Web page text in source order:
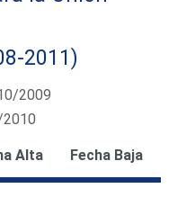
2011)
2009
2010
Alta Fecha Baja